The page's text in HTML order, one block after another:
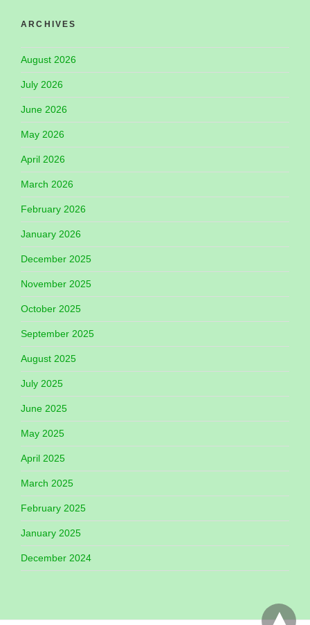
ARCHIVES
August 2026
July 2026
June 2026
May 2026
April 2026
March 2026
February 2026
January 2026
December 2025
November 2025
October 2025
September 2025
August 2025
July 2025
June 2025
May 2025
April 2025
March 2025
February 2025
January 2025
December 2024